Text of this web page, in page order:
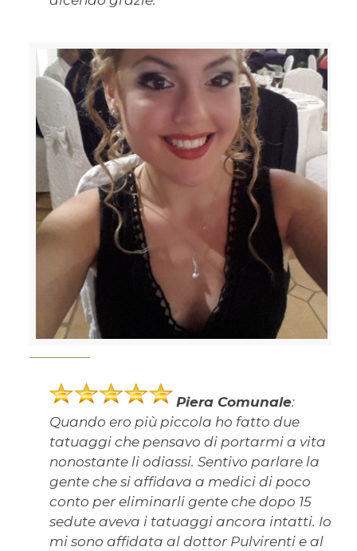
Piera Comunale:
Quando ero più piccola ho fatto due
tatuaggi che pensavo di portarmi a vita
nonostante li odiassi. Sentivo parlare la
gente che si affidava a medici di poco
conto per eliminarli gente che dopo 15
sedute aveva i tatuaggi ancora intatti. Io
mi sono affidata al dottor Pulvirenti e al